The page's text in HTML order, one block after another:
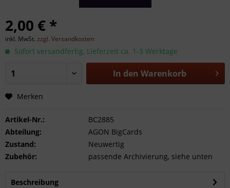
2,00 € *
inkl. MwSt. zzgl. Versandkosten
Sofort versandfertig, Lieferzeit ca. 1-3 Werktage
In den Warenkorb
Merken
Artikel-Nr.:
BC2885
Abteilung:
AGON BigCards
Zustand:
Neuwertig
Zubehör:
passende Archivierung, siehe unten
Beschreibung